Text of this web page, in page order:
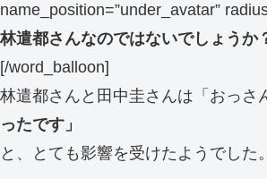
name_position=”under_avatar”
林遣都さんなのではないでしょうか
[/word_balloon]
林遣都さんと田中圭さんは「おっさ
ったです」
と、とても影響を受けたようでした。